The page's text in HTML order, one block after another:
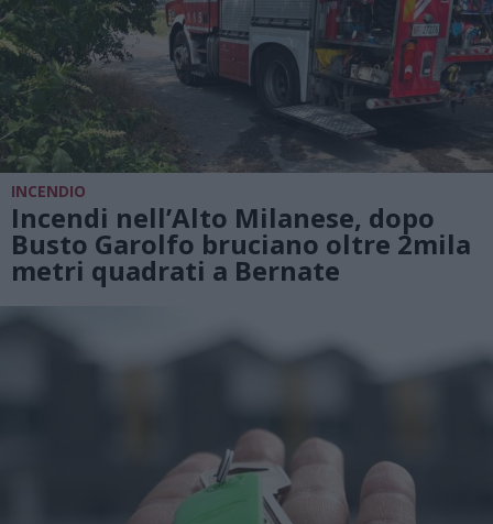
INCENDIO
Incendi nell’Alto Milanese, dopo
Busto Garolfo bruciano oltre 2mila
metri quadrati a Bernate